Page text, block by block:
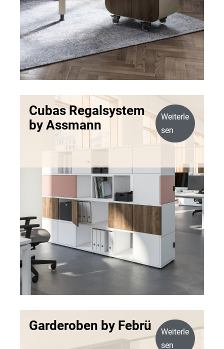
Cubas Regalsystem
by Assmann
Weiterle
sen
Garderoben by Febrü
Weiterle
sen